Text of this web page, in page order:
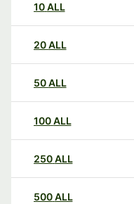
10ALL
20ALL
50ALL
100ALL
250ALL
500ALL